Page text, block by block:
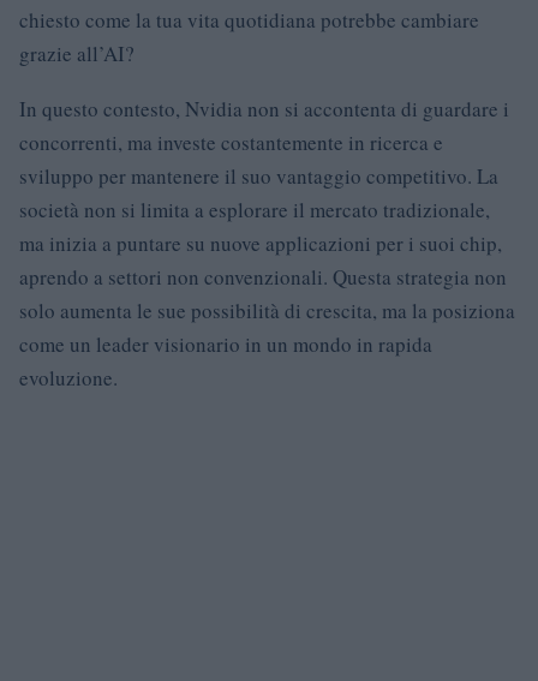
chiesto come la tua vita quotidiana potrebbe cambiare
grazie all’AI?
In questo contesto, Nvidia non si accontenta di guardare i
concorrenti, ma investe costantemente in ricerca e
sviluppo per mantenere il suo vantaggio competitivo. La
società non si limita a esplorare il mercato tradizionale,
ma inizia a puntare su nuove applicazioni per i suoi chip,
aprendo a settori non convenzionali. Questa strategia non
solo aumenta le sue possibilità di crescita, ma la posiziona
come un leader visionario in un mondo in rapida
evoluzione.